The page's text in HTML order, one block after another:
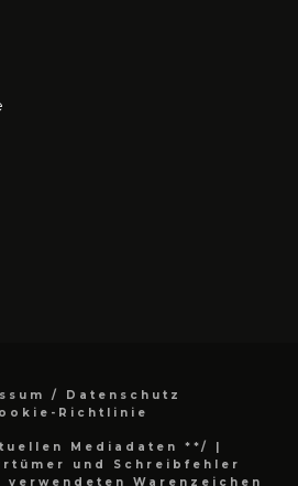
/ Datenschutz
Richtlinie
Mediadaten **/
|
und Schreibfehler
Warenzeichen